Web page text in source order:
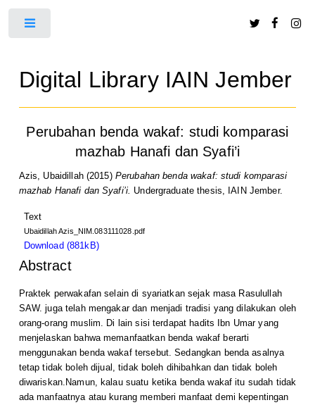
Digital Library IAIN Jember
Perubahan benda wakaf: studi komparasi
mazhab Hanafi dan Syafi’i
Azis, Ubaidillah(2015) Perubahan benda wakaf: studi komparasi
mazhab Hanafi dan Syafi’i. Undergraduate thesis, IAIN Jember.
Text
Ubaidillah Azis_NIM.083111028.pdf
Download (881kB)
Abstract
Praktek perwakafan selain di syariatkan sejak masa Rasulullah
SAW. juga telah mengakar dan menjadi tradisi yang dilakukan oleh
orang-orang muslim. Di lain sisi terdapat hadits Ibn Umar yang
menjelaskan bahwa memanfaatkan benda wakaf berarti
menggunakan benda wakaf tersebut. Sedangkan benda asalnya
tetap tidak boleh dijual, tidak boleh dihibahkan dan tidak boleh
diwariskan.Namun, kalau suatu ketika benda wakaf itu sudah tidak
ada manfaatnya atau kurang memberi manfaat demi kepentingan